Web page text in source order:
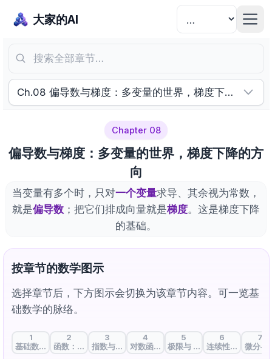
大家的AI
搜索全部章节…
Ch.08 偏导数与梯度：多变量的世界，梯度下降的方向
Chapter 08
偏导数与梯度：多变量的世界，梯度下降的方
向
当变量有多个时，只对一个变量求导、其余视为常数，
就是偏导数 ；把它们排成向量就是梯度。这是梯度下降
的基础。
按章节的数学图示
选择章节后，下方图示会切换为该章节内容。可一览基
础数学的脉络。
1
基础数学与人工智能：学习AI的语言
2
函数：连接输入与输出的AI基本单元
3
指数与指数函数：增长与激活的数学
4
对数函数：从乘法到加法，损失设计的
5
极限与 ε-δ：定义「无限接近
6
连续性：不断开
7
微分与